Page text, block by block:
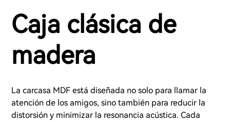
Caja clásica de
madera
La carcasa MDF está diseñada no solo para llamar la
atención de los amigos, sino también para reducir la
distorsión y minimizar la resonancia acústica. Cada